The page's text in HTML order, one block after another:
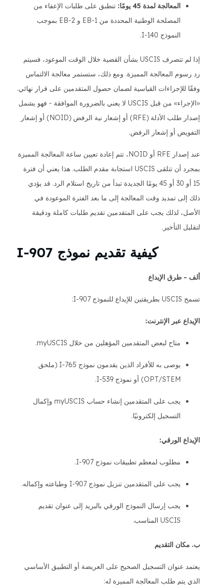
المعالجة لمدة 45 يومًا:
تنطبق على طلبات الإعفاء من
المصلحة الوطنية المحددة من EB-1 و EB-2 بموجب
النموذج I-140.
إذا لم تتصرف USCIS بشأن القضية خلال الوقت الموعود، فسيتم
رد رسوم المعالجة المميزة. ومع ذلك، ستستمر معالجة الالتماس
وفقًا للإجراءات القياسية لضمان حصول المتقدمين على قرار نهائي.
«الإجراء» من قبل USCIS لا يعني بالضرورة الموافقة - فهو يشمل
إصدار طلب الأدلة (RFE) أو إشعار نية الرفض (NOID) أو إشعار
التفويض أو إشعار الرفض.
عند إصدار RFE أو NOID، تتم إعادة تعيين ساعة المعالجة المميزة
بمجرد أن تتلقى USCIS استجابة مقدم الطلب. هذا يعني أن فترة
15 أو 30 أو 45 يومًا الجديدة تبدأ من تاريخ استلام الرد. قد يؤدي
ذلك إلى تمديد وقت المعالجة إلى ما بعد الفترة الموعودة في
الأصل، لذلك يجب على المتقدمين تقديم طلبات كاملة ودقيقة
لتقليل التأخير.
كيفية تقديم نموذج I-907
ألف - طرق الإيداع
تسمح USCIS بطريقتين للإيداع للنموذج I-907:
الإيداع عبر الإنترنت:
متاح لبعض المتقدمين المؤهلين من خلال myUSCIS.
يوصى به للأفراد الذين يقدمون نموذج I-765 (ملحق
OPT/STEM) أو نموذج I-539.
يجب على المتقدمين إنشاء حساب myUSCIS وإكمال
التسجيل إلكترونيًا.
الإيداع الورقي:
مطلوب لمعظم تطبيقات نموذج I-907.
يجب على المتقدمين تنزيل نموذج I-907 وطباعته وإكماله.
يجب إرسال النموذج الورقي بالبريد إلى عنوان تقديم
USCIS المناسب.
ب. مكان التقديم
يعتمد عنوان التسجيل الصحيح على العريضة أو التطبيق الأساسي
الذي يتم طلب المعالجة المميزة له: